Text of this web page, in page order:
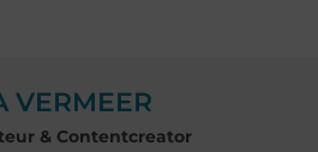
VERMEER
& Contentcreator